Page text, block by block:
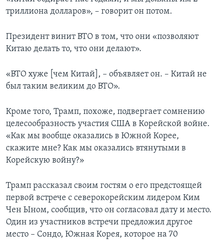
триллиона долларов», – говорит он потом.
Президент винит ВТО в том, что они «позволяют
Китаю делать то, что они делают».
«ВТО хуже [чем Китай], – объявляет он. – Китай не
был таким великим до ВТО».
Кроме того, Трамп, похоже, подвергает сомнению
целесообразность участия США в Корейской войне.
«Как мы вообще оказались в Южной Корее,
скажите мне? Как мы оказались втянутыми в
Корейскую войну?»
Трамп рассказал своим гостям о его предстоящей
первой встрече с северокорейским лидером Ким
Чен Ыном, сообщив, что он согласовал дату и место.
Один из участников встречи предложил другое
место – Сондо, Южная Корея, которое на 70